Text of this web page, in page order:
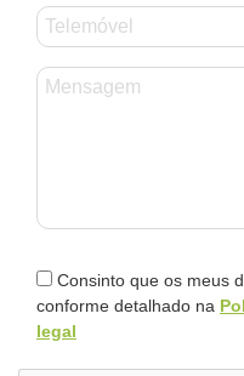
Consinto que os meus
conforme detalhado na
legal